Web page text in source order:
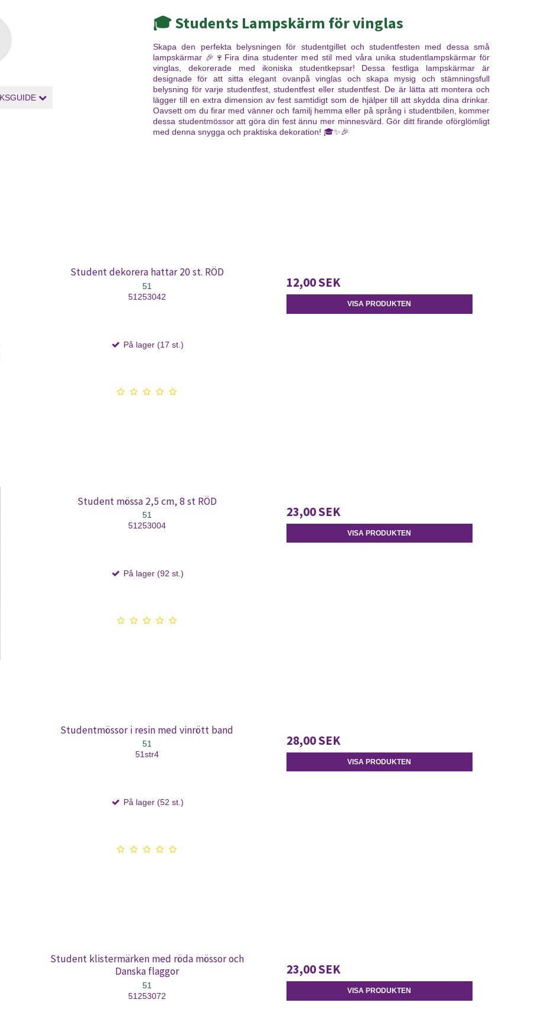
🎓 Students Lampskärm för vinglas
Skapa den perfekta belysningen för studentgillet och studentfesten med dessa små
lampskärmar 🎉🍷Fira dina studenter med stil med våra unika studentlampskärmar för
vinglas, dekorerade med ikoniska studentkepsar! Dessa festliga lampskärmar är
designade för att sitta elegant ovanpå vinglas och skapa mysig och stämningsfull
belysning för varje studentfest, studentfest eller studentfest. De är lätta att montera och
lägger till en extra dimension av fest samtidigt som de hjälper till att skydda dina drinkar.
Oavsett om du firar med vänner och familj hemma eller på språng i studentbilen, kommer
dessa studentmössor att göra din fest ännu mer minnesvärd. Gör ditt firande oförglömligt
med denna snygga och praktiska dekoration! 🎓✨🎉
Student dekorera hattar 20 st. RÖD
51
51253042
På lager (17 st.)
12,00 SEK
VISA PRODUKTEN
Student mössa 2,5 cm, 8 st RÖD
51
51253004
På lager (92 st.)
23,00 SEK
VISA PRODUKTEN
Studentmössor i resin med vinrött band
51
51str4
På lager (52 st.)
28,00 SEK
VISA PRODUKTEN
Student klistermärken med röda mössor och
Danska flaggor
51
51253072
23,00 SEK
VISA PRODUKTEN